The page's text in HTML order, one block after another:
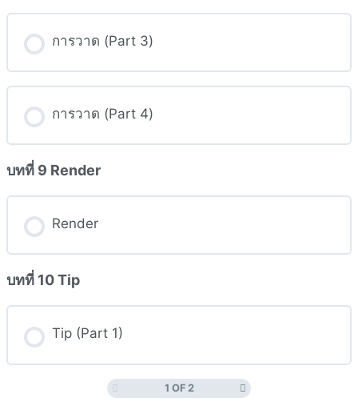
การวาด (Part 3)
การวาด (Part 4)
บทที่ 9 Render
Render
บทที่ 10 Tip
Tip (Part 1)
1 OF 2